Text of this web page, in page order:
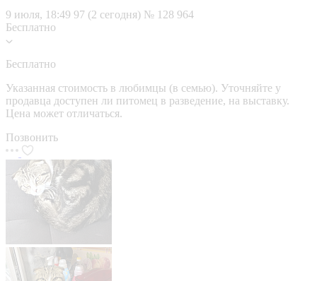
9 июля, 18:49 97 (2 сегодня) № 128 964
Бесплатно
Бесплатно
Указанная стоимость в любимцы (в семью). Уточняйте у
продавца доступен ли питомец в разведение, на выставку.
Цена может отличаться.
Позвонить